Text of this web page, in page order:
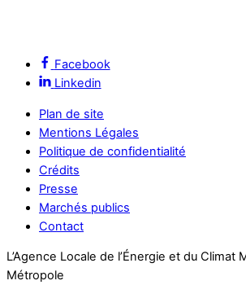
Facebook
Linkedin
Plan de site
Mentions Légales
Politique de confidentialité
Crédits
Presse
Marchés publics
Contact
L’Agence Locale de l’Énergie et du Climat
Métropole